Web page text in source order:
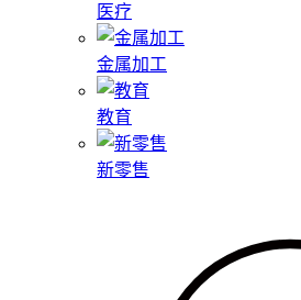
医疗
金属加工
教育
新零售